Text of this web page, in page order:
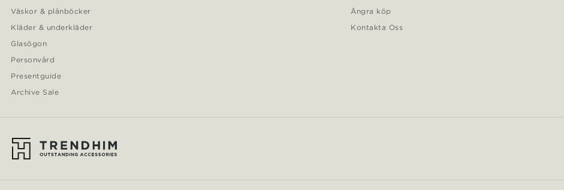
Väskor & plånböcker
Kläder & underkläder
Glasögon
Personvård
Presentguide
Archive Sale
Ångra köp
Kontakta Oss